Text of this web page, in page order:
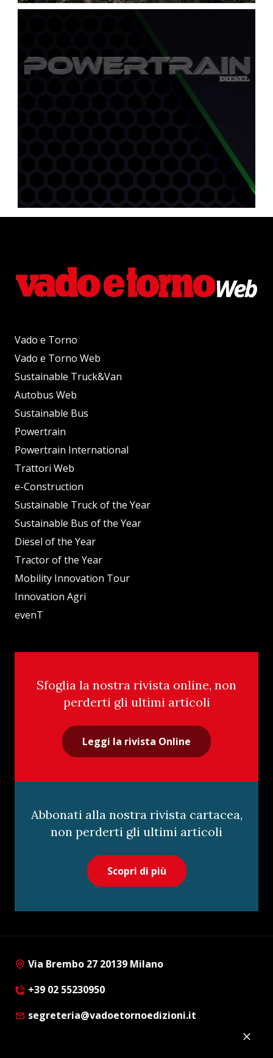
Vado e Torno
Vado e Torno Web
Sustainable Truck&Van
Autobus Web
Sustainable Bus
Powertrain
Powertrain International
Trattori Web
e-Construction
Sustainable Truck of the Year
Sustainable Bus of the Year
Diesel of the Year
Tractor of the Year
Mobility Innovation Tour
Innovation Agri
evenT
Sfoglia la nostra rivista online, non
perderti gli ultimi articoli
Leggi la rivista Online
Abbonati alla nostra rivista cartacea,
non perderti gli ultimi articoli
Scopri di più
Via Brembo 27 20139 Milano
+39 02 55230950
segreteria@vadoetornoedizioni.it